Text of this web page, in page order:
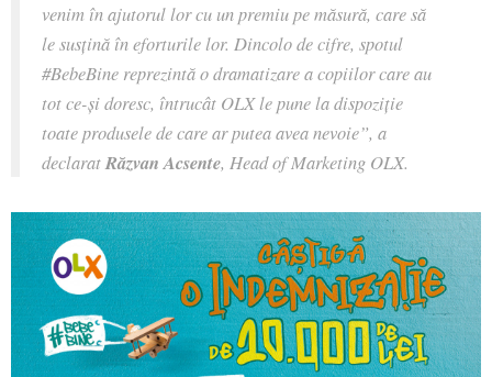
venim în ajutorul lor cu un premiu pe măsură, care să
le susțină în eforturile lor. Dincolo de cifre, spotul
#BebeBine reprezintă o dramatizare a copiilor care au
tot ce-și doresc, întrucât OLX le pune la dispoziție
toate produsele de care ar putea avea nevoie”, a
declaratRăzvan Acsente, Head of Marketing OLX.